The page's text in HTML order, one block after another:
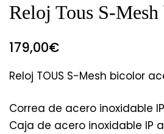
Reloj Tous S-
179,00€
Reloj TOUS S-Mesh bicolor
Correa de acero inoxidable IP
Caja de acero inoxidable IP